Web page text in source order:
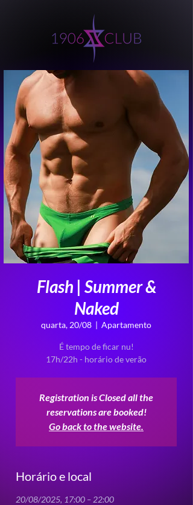
Flash | Summer &
Naked
quarta, 20/08
  |
Apartamento
É tempo de ficar nu!
17h/22h - horário de verão
Registration is Closed all the
reservations are booked!
Go back to the website.
Horário e local
20/08/2025, 17:00 – 22:00